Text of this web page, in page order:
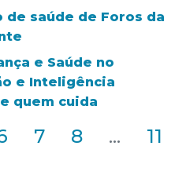
saúde de Foros da
e Saúde no
e Inteligência
quem cuida
7 8 ... 11